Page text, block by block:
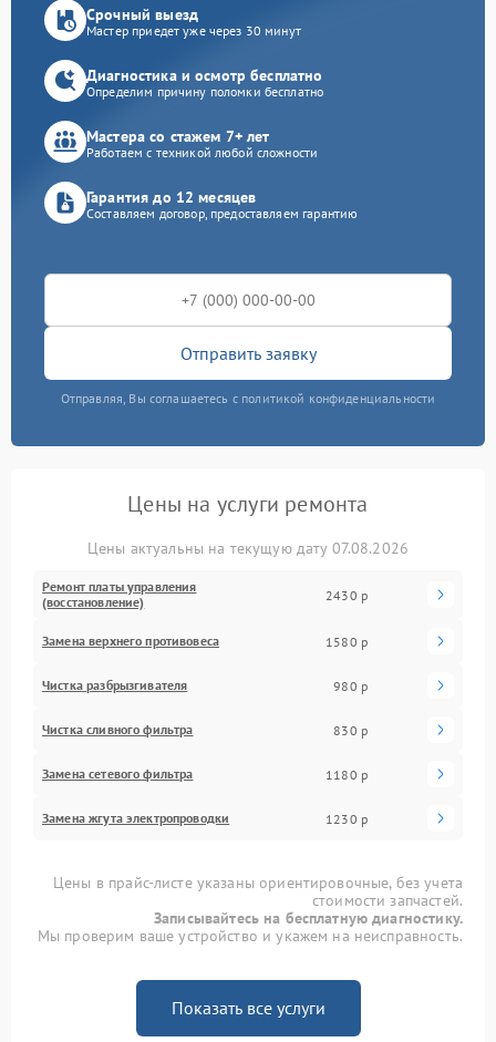
Срочный выезд
Мастер приедет уже через 30 минут
Диагностика и осмотр бесплатно
Определим причину поломки бесплатно
Мастера со стажем 7+ лет
Работаем с техникой любой сложности
Гарантия до 12 месяцев
Составляем договор, предоставляем гарантию
Отправить заявку
Отправляя, Вы соглашаетесь с политикой конфиденциальности
Цены на услуги ремонта
Цены актуальны на текущую дату 07.08.2026
Ремонт платы управления
(восстановление)
2430 р
Замена верхнего противовеса 1580 р
Чистка разбрызгивателя 980 р
Чистка сливного фильтра 830 р
Замена сетевого фильтра 1180 р
Замена жгута электропроводки 1230 р
Цены в прайс-листе указаны ориентировочные, без учета
стоимости запчастей.
Записывайтесь на бесплатную диагностику.
Мы проверим ваше устройство и укажем на неисправность.
Показать все услуги